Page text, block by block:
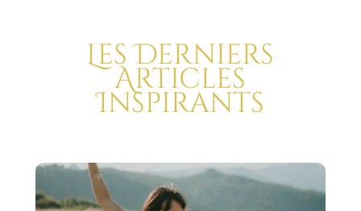
Les Derniers
Articles
Inspirants